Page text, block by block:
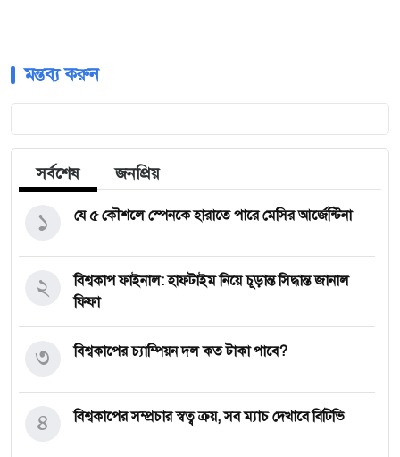
মন্তব্য করুন
সর্বশেষ জনপ্রিয়
যে ৫ কৌশলে স্পেনকে হারাতে পারে মেসির আর্জেন্টিনা
১
বিশ্বকাপ ফাইনাল: হাফটাইম নিয়ে চূড়ান্ত সিদ্ধান্ত জানাল
ফিফা
২
বিশ্বকাপের চ্যাম্পিয়ন দল কত টাকা পাবে?
৩
বিশ্বকাপের সম্প্রচার স্বত্ব ক্রয়, সব ম্যাচ দেখাবে বিটিভি
৪